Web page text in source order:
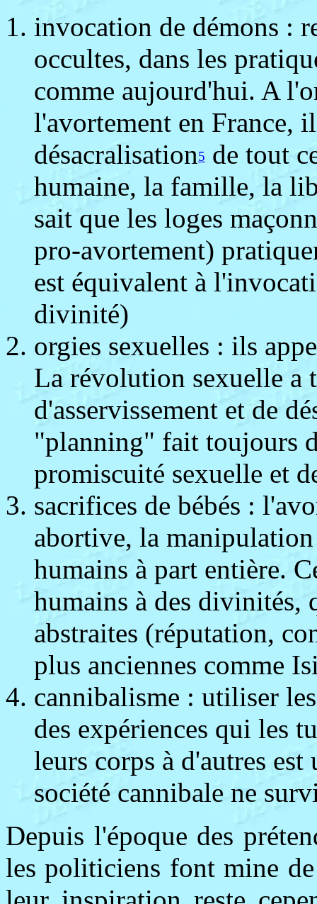
invocation de démons :
occultes, dans les
comme aujourd'hui. A
l'avortement en France,
désacralisation5 de tout
humaine, la famille, la
sait que les loges
pro-avortement)
est équivalent à
divinité)
orgies sexuelles : ils
La révolution sexuelle a
d'asservissement et de
"planning" fait toujours
promiscuité sexuelle et
sacrifices de bébés :
abortive, la
humains à part entière.
humains à des divinités,
abstraites (réputation,
plus anciennes comme
cannibalisme : utiliser
des expériences qui les
leurs corps à d'autres
société cannibale ne
Depuis l'époque des
les politiciens font mine